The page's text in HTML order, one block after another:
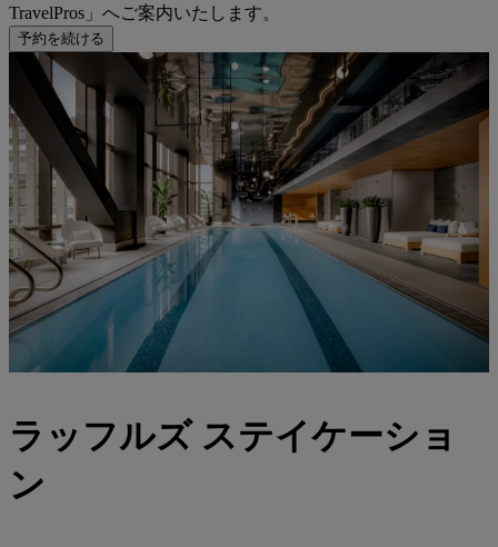
TravelPros」へご案内いたします。
予約を続ける
ラッフルズ ステイケーショ
ン